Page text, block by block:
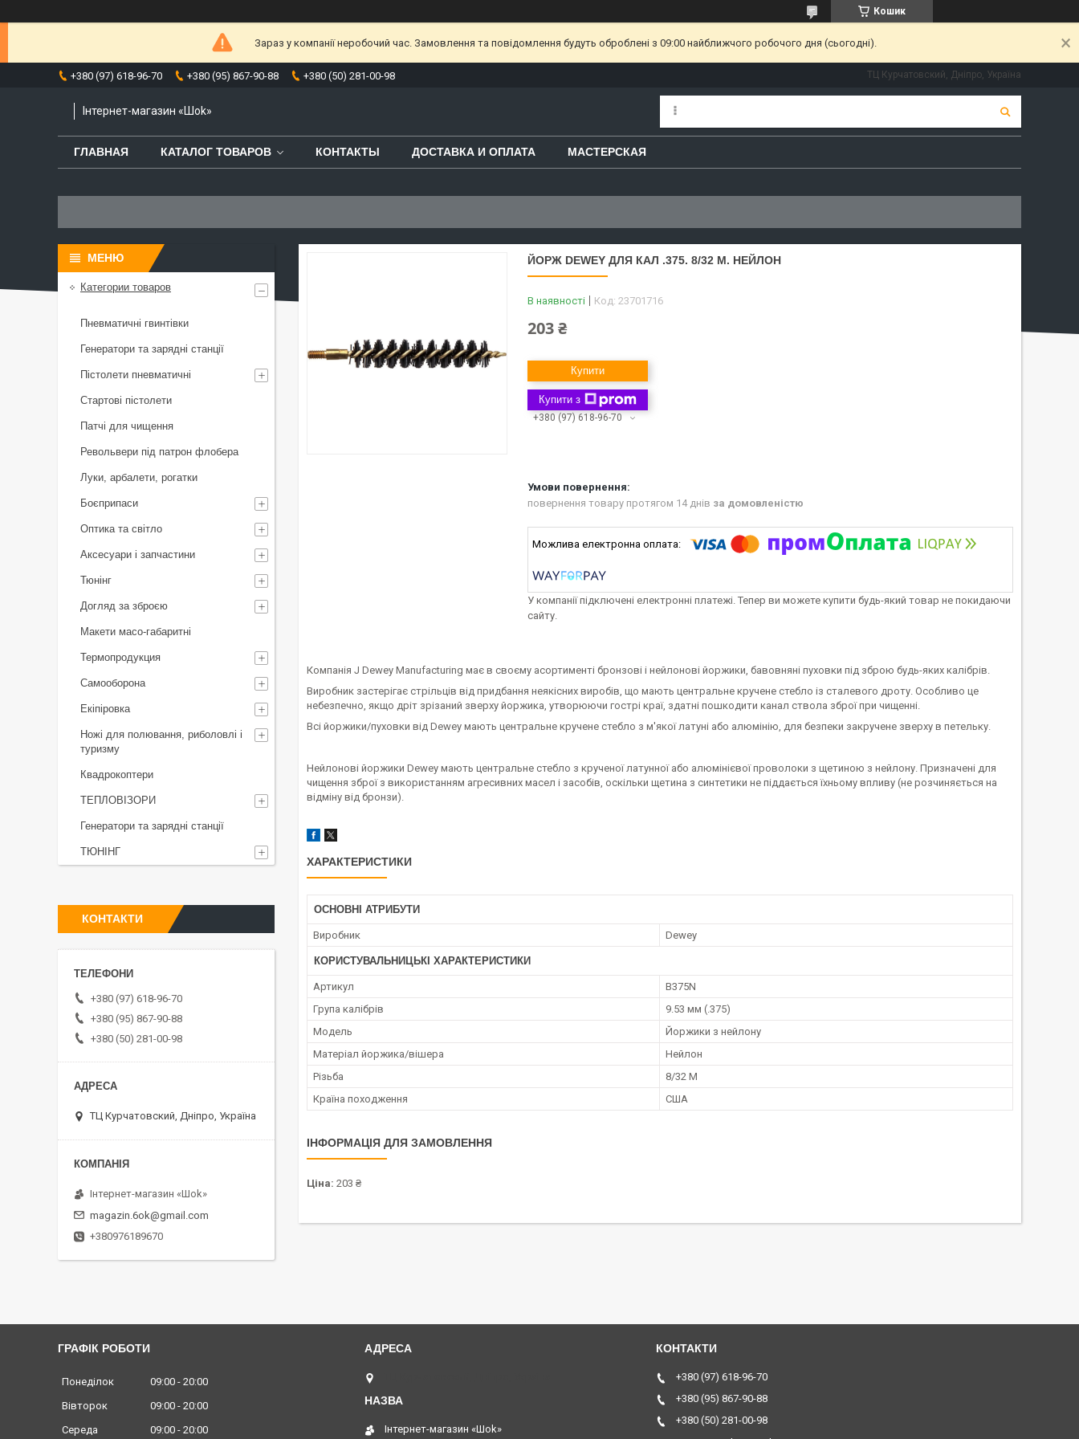
Кошик
Зараз у компанії неробочий час. Замовлення та повідомлення будуть оброблені з 09:00 найближчого робочого дня (сьогодні).
+380 (97) 618-96-70 +380 (95) 867-90-88 +380 (50) 281-00-98 ТЦ Курчатовский, Дніпро, Україна
Інтернет-магазин «Шоk»
ГЛАВНАЯ КАТАЛОГ ТОВАРОВ КОНТАКТЫ ДОСТАВКА И ОПЛАТА МАСТЕРСКАЯ
ЙОРЖ DEWEY ДЛЯ КАЛ .375. 8/32 M. НЕЙЛОН
В наявності Код: 23701716
203 ₴
Купити
Купити з
+380 (97) 618-96-70
повернення товару протягом 14 днів за домовленістю
У компанії підключені електронні платежі. Тепер ви можете купити будь-який товар не покидаючи
сайту.
Компанія J Dewey Manufacturing має в своєму асортименті бронзові і нейлонові йоржики, бавовняні пуховки під зброю будь-яких калібрів.
Виробник застерігає стрільців від придбання неякісних виробів, що мають центральне кручене стебло із сталевого дроту. Особливо це
небезпечно, якщо дріт зрізаний зверху йоржика, утворюючи гострі краї, здатні пошкодити канал ствола зброї при чищенні.
Всі йоржики/пуховки від Dewey мають центральне кручене стебло з м'якої латуні або алюмінію, для безпеки закручене зверху в петельку.
Нейлонові йоржики Dewey мають центральне стебло з крученої латунної або алюмінієвої проволоки з щетиною з нейлону. Призначені для
чищення зброї з використанням агресивних масел і засобів, оскільки щетина з синтетики не піддається їхньому впливу (не розчиняється на
відміну від бронзи).
ХАРАКТЕРИСТИКИ
ОСНОВНІ АТРИБУТИ
Виробник Dewey
КОРИСТУВАЛЬНИЦЬКІ ХАРАКТЕРИСТИКИ
Артикул
B375N
Група калібрів
9.53 мм (.375)
Мoдель
Йоржики з нейлону
Матеріал йоржика/вішера
Нейлон
Різьба
8/32 M
Країна походження
США
ІНФОРМАЦІЯ ДЛЯ ЗАМОВЛЕННЯ
Ціна: 203 ₴
Категории товаров
Пневматичні гвинтівки
Генератори та зарядні станції
Пістолети пневматичні
Стартові пістолети
Патчі для чищення
Револьвери під патрон флобера
Луки, арбалети, рогатки
Боєприпаси
Оптика та світло
Аксесуари і запчастини
Тюнінг
Догляд за зброєю
Макети масо-габаритні
Термопродукция
Самооборона
Екіпіровка
Ножі для полювання, риболовлі і
туризму
Квадрокоптери
ТЕПЛОВІЗОРИ
Генератори та зарядні станції
ТЮНІНГ
КОНТАКТИ
+380 (97) 618-96-70
+380 (95) 867-90-88
+380 (50) 281-00-98
ТЦ Курчатовский, Дніпро, Україна
Інтернет-магазин «Шоk»
magazin.6ok@gmail.com
+380976189670
ГРАФІК РОБОТИ
Понеділок 09:00
20:00
Вівторок
09:00
20:00
Середа
09:00 20:00 Інтернет-магазин «Шоk»
+380 (97) 618-96-70
+380 (95) 867-90-88
+380 (50) 281-00-98